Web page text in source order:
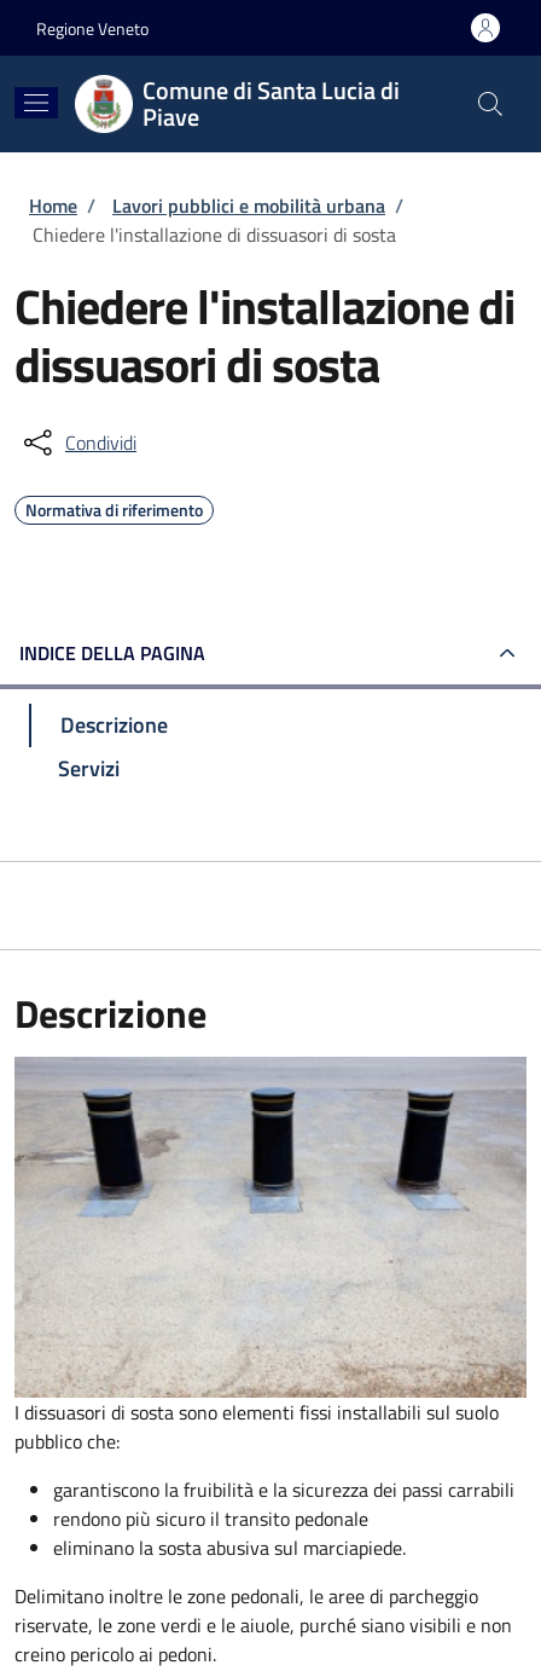
Regione Veneto
Comune di Santa Lucia di
Piave
Briciole di pane
Home / Lavori pubblici e mobilità urbana /
Chiedere l'installazione di dissuasori di sosta
Chiedere l'installazione di
dissuasori di sosta
Condividi
Normativa di riferimento
INDICE DELLA PAGINA
Descrizione
Servizi
Descrizione
I dissuasori di sosta sono elementi fissi installabili sul suolo
pubblico che:
garantiscono la fruibilità e la sicurezza dei passi carrabili
rendono più sicuro il transito pedonale
eliminano la sosta abusiva sul marciapiede.
Delimitano inoltre le zone pedonali, le aree di parcheggio
riservate, le zone verdi e le aiuole, purché siano visibili e non
creino pericolo ai pedoni.